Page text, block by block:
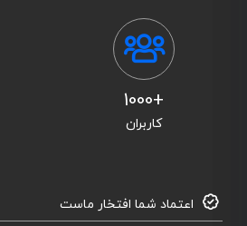
+1000
کاربران
اعتماد شما افتخار ماست